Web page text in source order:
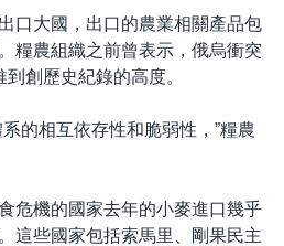
口大國，出口的農業相關產品包
糧農組織之前曾表示，俄烏衝突
創歷史紀錄的高度。
的相互依存性和脆弱性，”糧農
危機的國家去年的小麥進口幾乎
這些國家包括索馬里、剛果民主